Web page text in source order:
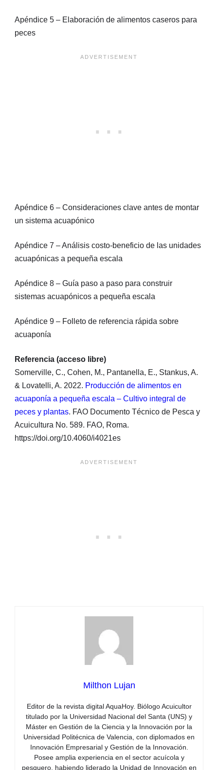
Apéndice 5 – Elaboración de alimentos caseros para
peces
Apéndice 6 – Consideraciones clave antes de montar
un sistema acuapónico
Apéndice 7 – Análisis costo-beneficio de las unidades
acuapónicas a pequeña escala
Apéndice 8 – Guía paso a paso para construir
sistemas acuapónicos a pequeña escala
Apéndice 9 – Folleto de referencia rápida sobre
acuaponía
Referencia (acceso libre)
Somerville, C., Cohen, M., Pantanella, E., Stankus, A.
& Lovatelli, A. 2022. Producción de alimentos en
acuaponía a pequeña escala – Cultivo integral de
peces y plantas. FAO Documento Técnico de Pesca y
Acuicultura No. 589. FAO, Roma.
https://doi.org/10.4060/i4021es
Milthon Lujan
Editor de la revista digital AquaHoy. Biólogo Acuicultor
titulado por la Universidad Nacional del Santa (UNS) y
Máster en Gestión de la Ciencia y la Innovación por la
Universidad Politécnica de Valencia, con diplomados en
Innovación Empresarial y Gestión de la Innovación.
Posee amplia experiencia en el sector acuícola y
pesquero, habiendo liderado la Unidad de Innovación en